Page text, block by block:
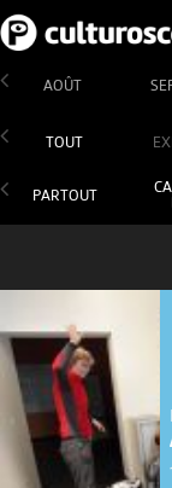
AOÛT
TOUT
PARTOUT